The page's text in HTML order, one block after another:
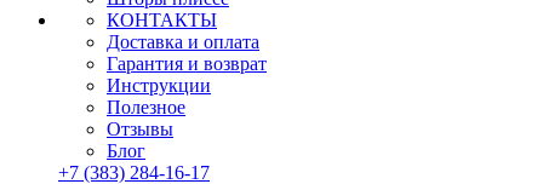
КОНТАКТЫ
Доставка и оплата
Гарантия и возврат
Инструкции
Полезное
Отзывы
Блог
+7 (383) 284-16-17